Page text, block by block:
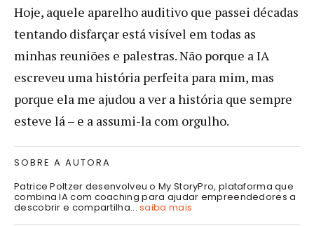
Hoje, aquele aparelho auditivo que passei décadas
tentando disfarçar está visível em todas as
minhas reuniões e palestras. Não porque a IA
escreveu uma história perfeita para mim, mas
porque ela me ajudou a ver a história que sempre
esteve lá – e a assumi-la com orgulho.
SOBRE A AUTORA
Patrice Poltzer desenvolveu o My StoryPro, plataforma que
combina IA com coaching para ajudar empreendedores a
descobrir e compartilha...saiba mais